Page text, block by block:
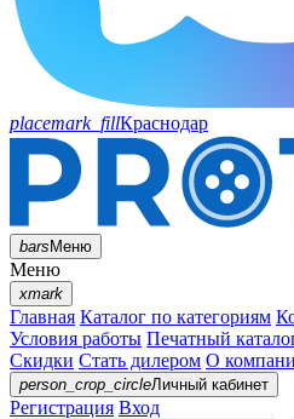
placemark_fillКраснодар
barsМеню
Меню
xmark
Главная Каталог по категориям
Условия работы Печатный
Скидки Стать дилером О
person_crop_circleЛичный кабинет
Регистрация Вход